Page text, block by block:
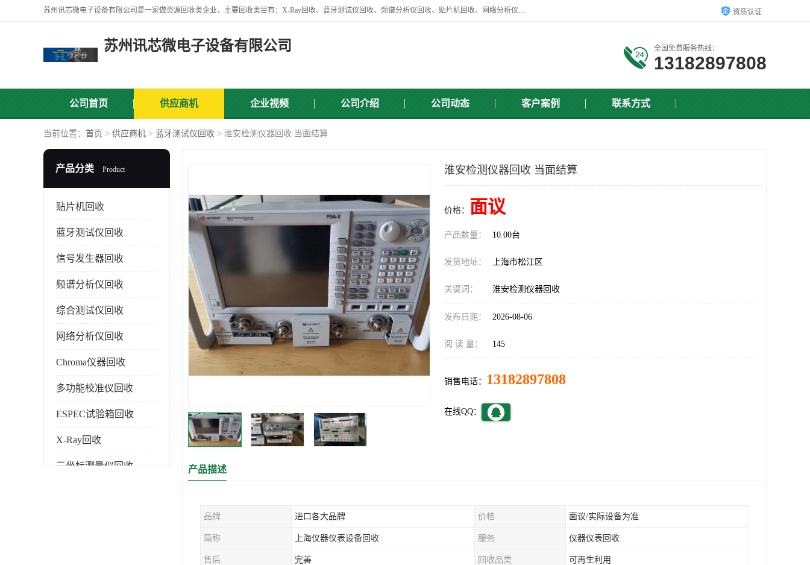
苏州讯芯微电子设备有限公司是一家做资源回收类企业，主要回收类目有：X-Ray回收、蓝牙测试仪回收、频谱分析仪回收、贴片机回收、网络分析仪回收、信号发生器回收等，从企业单位的需求出发，试通过本网络平台的建立有效整合物资市场，使可再生资源获得合理的流通和科学的再利用。 资质认证
苏州讯芯微电子设备有限公司 全国免费服务热线：
13182897808
公司首页 供应商机 企业视频 公司介绍 公司动态 客户案例 联系方式
当前位置： 首页 > 供应商机 > 蓝牙测试仪回收 > 淮安检测仪器回收 当面结算
产品分类 Product
贴片机回收
蓝牙测试仪回收
信号发生器回收
频谱分析仪回收
综合测试仪回收
网络分析仪回收
Chroma仪器回收
多功能校准仪回收
ESPEC试验箱回收
X-Ray回收
三坐标测量仪回收
淮安检测仪器回收 当面结算
价格： 面议
产品数量： 10.00台
发货地址： 上海市松江区
关键词： 淮安检测仪器回收
发布日期： 2026-08-06
阅 读 量： 145
销售电话： 13182897808
在线QQ：
产品描述
品牌 进口各大品牌 价格 面议/实际设备为准
简称 上海仪器仪表设备回收 服务 仪器仪表回收
售后 完善 回收品类 可再生利用